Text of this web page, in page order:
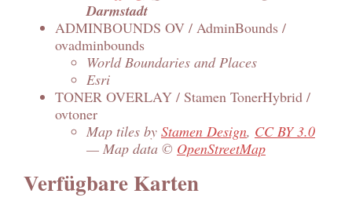
Darmstadt
ADMINBOUNDS OV / AdminBounds /
ovadminbounds
World Boundaries and Places
Esri
TONER OVERLAY / Stamen TonerHybrid /
ovtoner
Map tiles by Stamen Design, CC BY 3.0
— Map data © OpenStreetMap
Verfügbare Karten